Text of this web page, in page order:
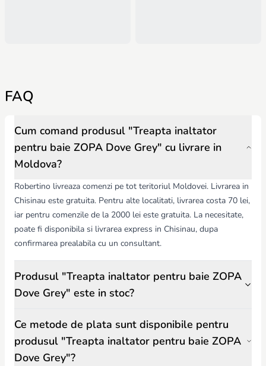
FAQ
Cum comand produsul "Treapta inaltator
pentru baie ZOPA Dove Grey" cu livrare in
Moldova?
Robertino livreaza comenzi pe tot teritoriul Moldovei. Livrarea in
Chisinau este gratuita. Pentru alte localitati, livrarea costa 70 lei,
iar pentru comenzile de la 2000 lei este gratuita. La necesitate,
poate fi disponibila si livrarea express in Chisinau, dupa
confirmarea prealabila cu un consultant.
Produsul "Treapta inaltator pentru baie ZOPA
Dove Grey" este in stoc?
Ce metode de plata sunt disponibile pentru
produsul "Treapta inaltator pentru baie ZOPA
Dove Grey"?